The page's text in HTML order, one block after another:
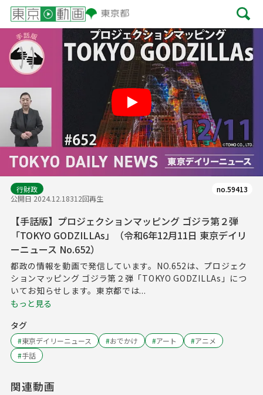
Play
行財政
公開日 2024.12.18312回再生
no.59413
【手話版】プロジェクションマッピング ゴジラ第２弾
「TOKYO GODZILLAs」（令和6年12月11日 東京デイリ
ーニュース No.652）
都政の情報を動画で発信しています。NO.652は、プロジェク
ションマッピング ゴジラ第２弾「TOKYO GODZILLAs」につ
いてお知らせします。東京都では...
もっと見る
タグ
#東京デイリーニュース #おでかけ #アート #アニメ
#手話
関連動画